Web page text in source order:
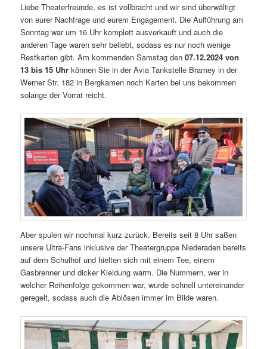
Liebe Theaterfreunde, es ist vollbracht und wir sind überwältigt
von eurer Nachfrage und eurem Engagement. Die Aufführung am
Sonntag war um 16 Uhr komplett ausverkauft und auch die
anderen Tage waren sehr beliebt, sodass es nur noch wenige
Restkarten gibt. Am kommenden Samstag den07.12.2024 von
13 bis 15 Uhr können Sie in der Avia Tankstelle Bramey in der
Werner Str. 182 in Bergkamen noch Karten bei uns bekommen
solange der Vorrat reicht.
Aber spulen wir nochmal kurz zurück. Bereits seit 8 Uhr saßen
unsere Ultra-Fans inklusive der Theatergruppe Niederaden bereits
auf dem Schulhof und hielten sich mit einem Tee, einem
Gasbrenner und dicker Kleidung warm. Die Nummern, wer in
welcher Reihenfolge gekommen war, wurde schnell untereinander
geregelt, sodass auch die Ablösen immer im Bilde waren.